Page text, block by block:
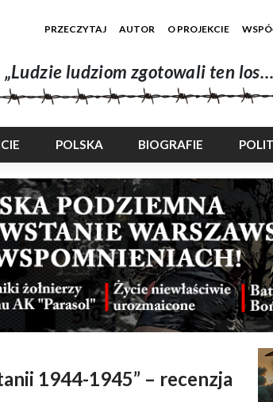
PRZECZYTAJ AUTOR O PROJEKCIE
„Ludzie ludziom zgotowali ten
POLSKA BIOGRAFIE
1944-1945” – recenzja